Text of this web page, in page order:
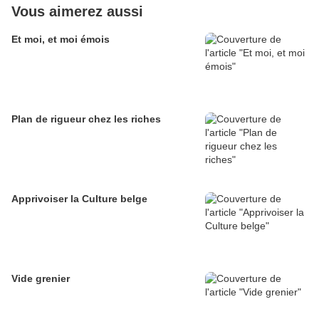
Vous aimerez aussi
Et moi, et moi émois
Plan de rigueur chez les riches
Apprivoiser la Culture belge
Vide grenier